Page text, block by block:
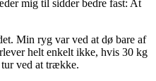
mig til sidder bedre fast: At
Min ryg var ved at dø bare af
helt enkelt ikke, hvis 30 kg
ved at trække.